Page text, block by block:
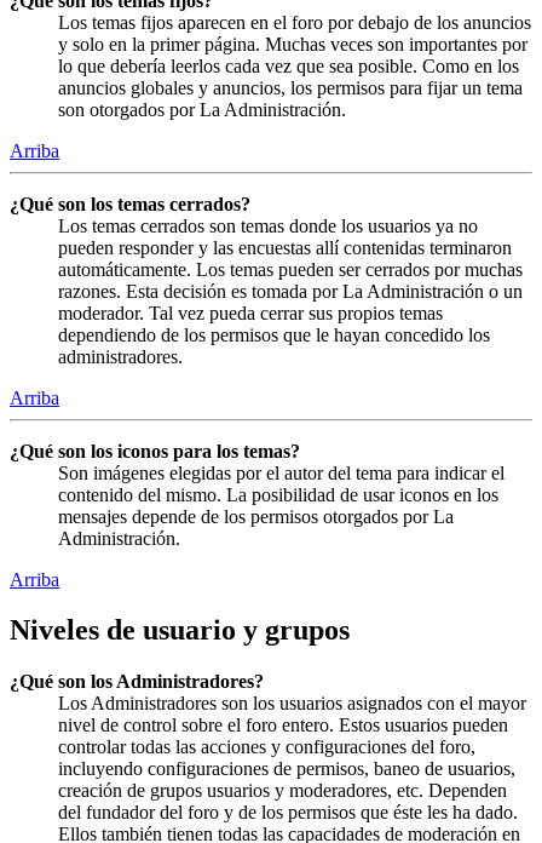
Los temas fijos aparecen en el foro por debajo de los anuncios
y solo en la primer página. Muchas veces son importantes por
lo que debería leerlos cada vez que sea posible. Como en los
anuncios globales y anuncios, los permisos para fijar un tema
son otorgados por La Administración.
Arriba
¿Qué son los temas cerrados?
Los temas cerrados son temas donde los usuarios ya no
pueden responder y las encuestas allí contenidas terminaron
automáticamente. Los temas pueden ser cerrados por muchas
razones. Esta decisión es tomada por La Administración o un
moderador. Tal vez pueda cerrar sus propios temas
dependiendo de los permisos que le hayan concedido los
administradores.
Arriba
¿Qué son los iconos para los temas?
Son imágenes elegidas por el autor del tema para indicar el
contenido del mismo. La posibilidad de usar iconos en los
mensajes depende de los permisos otorgados por La
Administración.
Arriba
Niveles de usuario y grupos
¿Qué son los Administradores?
Los Administradores son los usuarios asignados con el mayor
nivel de control sobre el foro entero. Estos usuarios pueden
controlar todas las acciones y configuraciones del foro,
incluyendo configuraciones de permisos, baneo de usuarios,
creación de grupos usuarios y moderadores, etc. Dependen
del fundador del foro y de los permisos que éste les ha dado.
Ellos también tienen todas las capacidades de moderación en